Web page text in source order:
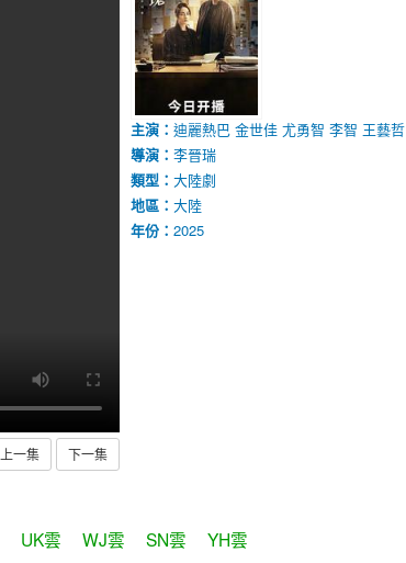
上一集 下一集
主演： 迪麗熱巴 金世佳 尤勇智 李智 王藝哲
導演： 李晉瑞
類型： 大陸劇
地區： 大陸
年份： 2025
UK雲 WJ雲 SN雲 YH雲